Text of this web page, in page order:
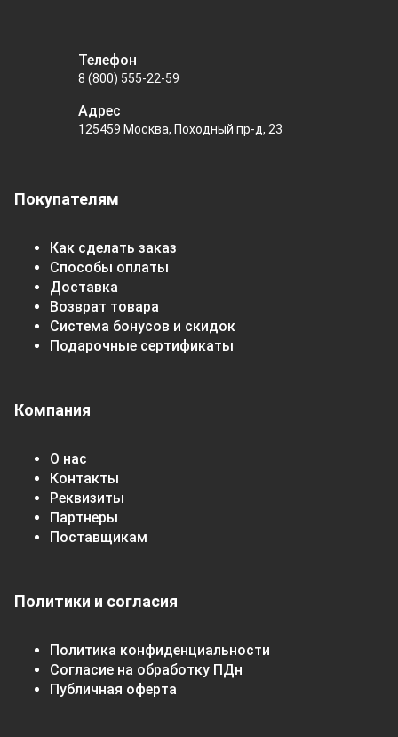
Покупателям
Как сделать заказ
Способы оплаты
Доставка
Возврат товара
Система бонусов и скидок
Подарочные сертификаты
Компания
О нас
Контакты
Реквизиты
Партнеры
Поставщикам
Политики и согласия
Политика конфиденциальности
Согласие на обработку ПДн
Публичная оферта
Телефон
8 (800) 555-22-59
Адрес
125459 Москва, Походный пр-д, 23